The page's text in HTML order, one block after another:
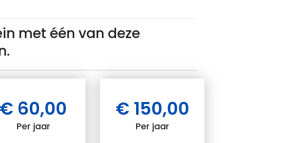
met één van deze
€ 60,00
Per jaar
€ 150,00
Per jaar